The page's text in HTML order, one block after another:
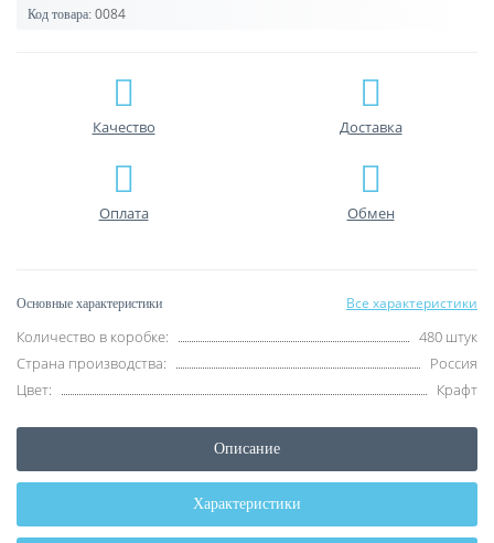
Код товара: 0084
Качество Доставка
Оплата Обмен
Основные характеристики Все характеристики
Количество в коробке:
480 штук
Страна производства:
Россия
Цвет:
Крафт
Описание
Характеристики